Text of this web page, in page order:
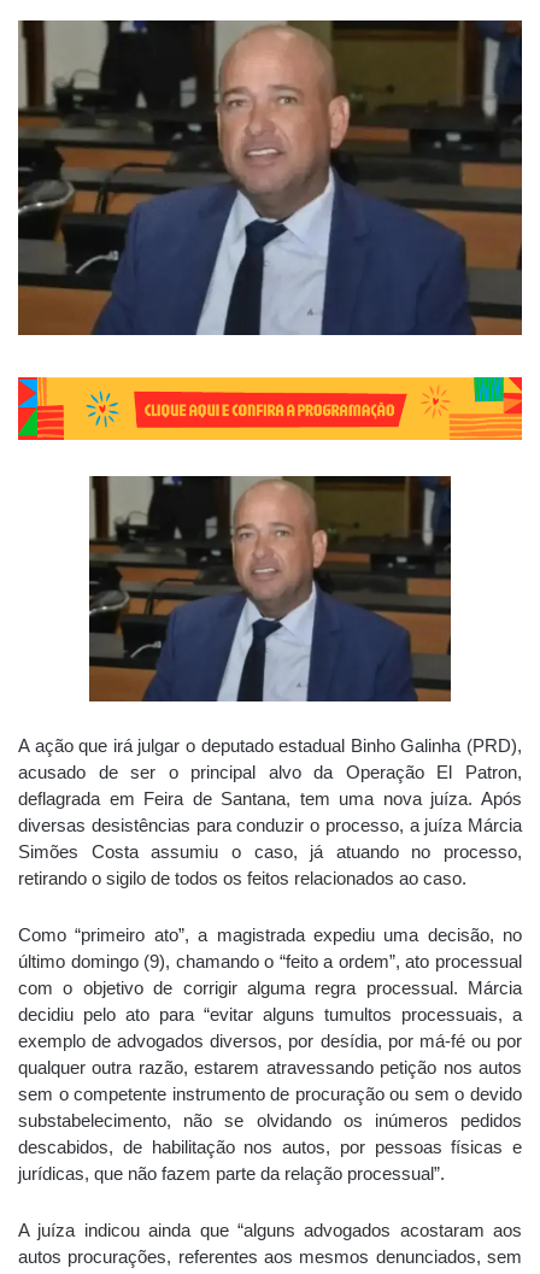
A ação que irá julgar o deputado estadual Binho Galinha (PRD),
acusado de ser o principal alvo da Operação El Patron,
deflagrada em Feira de Santana, tem uma nova juíza. Após
diversas desistências para conduzir o processo, a juíza Márcia
Simões Costa assumiu o caso, já atuando no processo,
retirando o sigilo de todos os feitos relacionados ao caso.
Como “primeiro ato”, a magistrada expediu uma decisão, no
último domingo (9), chamando o “feito a ordem”, ato processual
com o objetivo de corrigir alguma regra processual. Márcia
decidiu pelo ato para “evitar alguns tumultos processuais, a
exemplo de advogados diversos, por desídia, por má-fé ou por
qualquer outra razão, estarem atravessando petição nos autos
sem o competente instrumento de procuração ou sem o devido
substabelecimento, não se olvidando os inúmeros pedidos
descabidos, de habilitação nos autos, por pessoas físicas e
jurídicas, que não fazem parte da relação processual”.
A juíza indicou ainda que “alguns advogados acostaram aos
autos procurações, referentes aos mesmos denunciados, sem